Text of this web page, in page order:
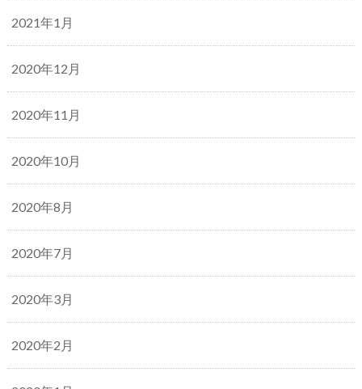
2021年1月
2020年12月
2020年11月
2020年10月
2020年8月
2020年7月
2020年3月
2020年2月